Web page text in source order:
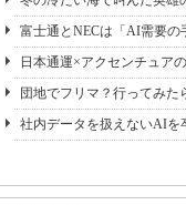
富士通とNECは「AI需要
日本通運×アクセンチュア
団地でフリマ？行ってみ
社内データを扱えないAI